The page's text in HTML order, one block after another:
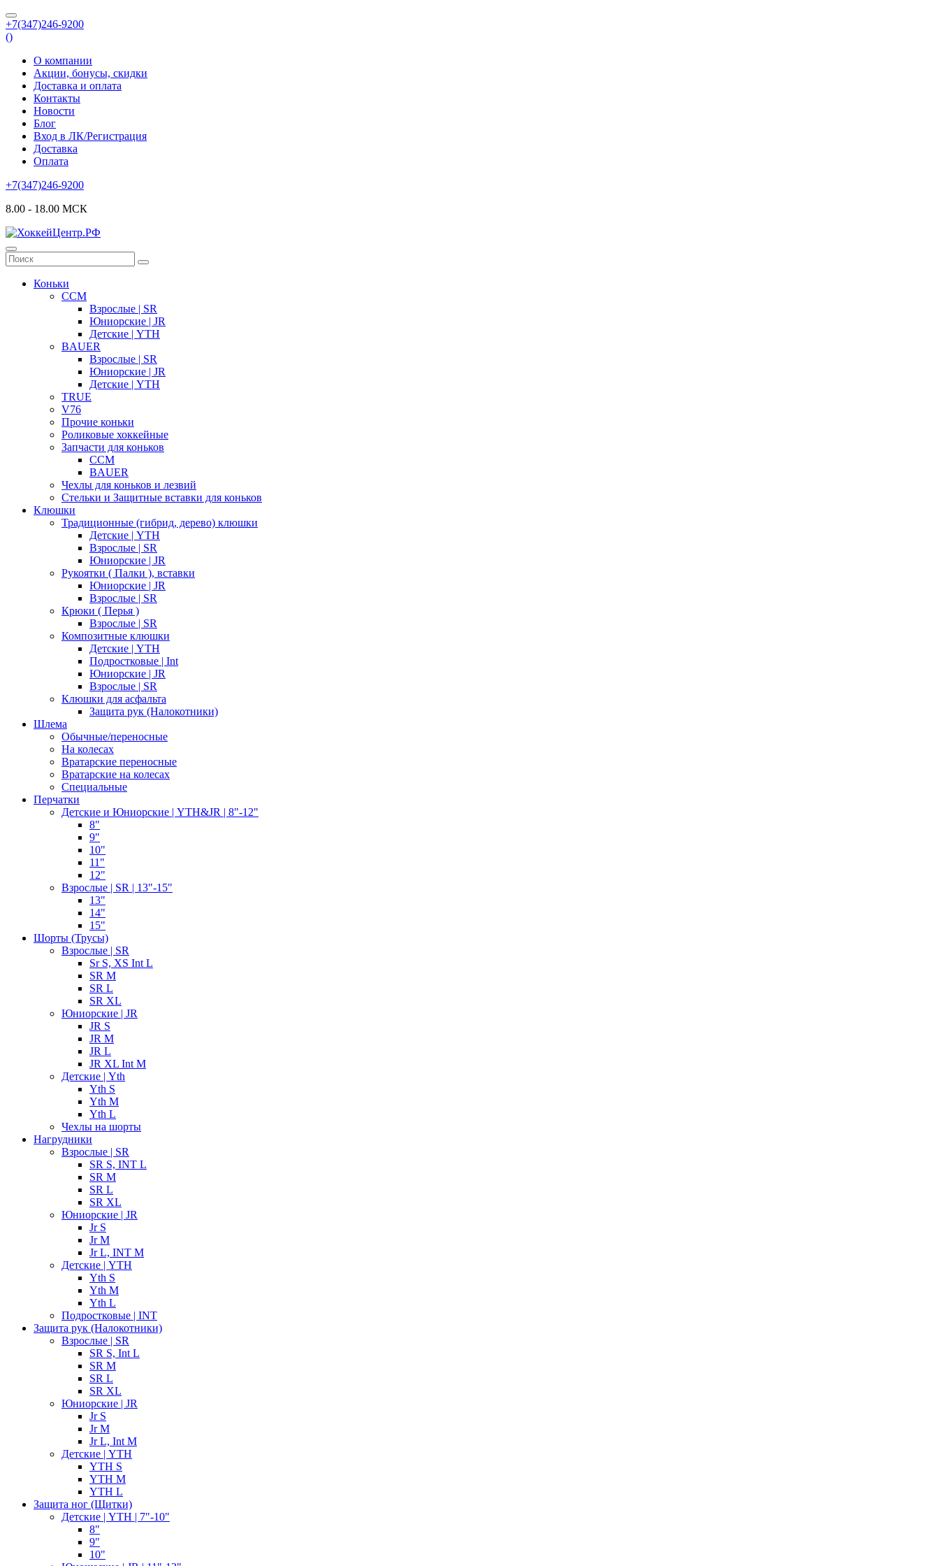
+7(347)246-9200
()
О компании
Акции, бонусы, скидки
Доставка и оплата
Контакты
Новости
Блог
Вход в ЛК/Регистрация
Доставка
Оплата
+7(347)246-9200
8.00 - 18.00 МСК
Коньки
CCM
Взрослые | SR
Юниорские | JR
Детские | YTH
BAUER
Взрослые | SR
Юниорские | JR
Детские | YTH
TRUE
V76
Прочие коньки
Роликовые хоккейные
Запчасти для коньков
CCM
BAUER
Чехлы для коньков и лезвий
Стельки и Защитные вставки для коньков
Клюшки
Традиционные (гибрид, дерево) клюшки
Детские | YTH
Взрослые | SR
Юниорские | JR
Рукоятки ( Палки ), вставки
Юниорские | JR
Взрослые | SR
Крюки ( Перья )
Взрослые | SR
Композитные клюшки
Детские | YTH
Подростковые | Int
Юниорские | JR
Взрослые | SR
Клюшки для асфальта
Защита рук (Налокотники)
Шлема
Обычные/переносные
На колесах
Вратарские переносные
Вратарские на колесах
Специальные
Перчатки
Детские и Юниорские | YTH&JR | 8"-12"
8"
9"
10"
11"
12"
Взрослые | SR | 13"-15"
13"
14"
15"
Шорты (Трусы)
Взрослые | SR
Sr S, XS Int L
SR M
SR L
SR XL
Юниорские | JR
JR S
JR M
JR L
JR XL Int M
Детские | Yth
Yth S
Yth M
Yth L
Чехлы на шорты
Нагрудники
Взрослые | SR
SR S, INT L
SR M
SR L
SR XL
Юниорские | JR
Jr S
Jr M
Jr L, INT M
Детские | YTH
Yth S
Yth M
Yth L
Подростковые | INT
Защита рук (Налокотники)
Взрослые | SR
SR S, Int L
SR M
SR L
SR XL
Юниорские | JR
Jr S
Jr M
Jr L, Int M
Детские | YTH
YTH S
YTH M
YTH L
Защита ног (Щитки)
Детские | YTH | 7"-10"
8"
9"
10"